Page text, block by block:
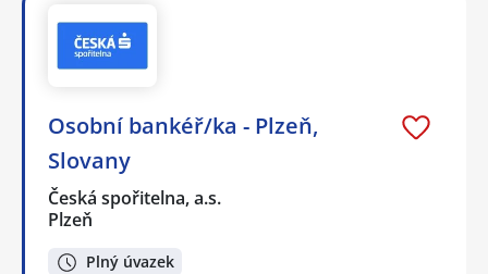
Osobní bankéř/ka - Plzeň,
Slovany
Česká spořitelna, a.s.
Plzeň
Plný úvazek